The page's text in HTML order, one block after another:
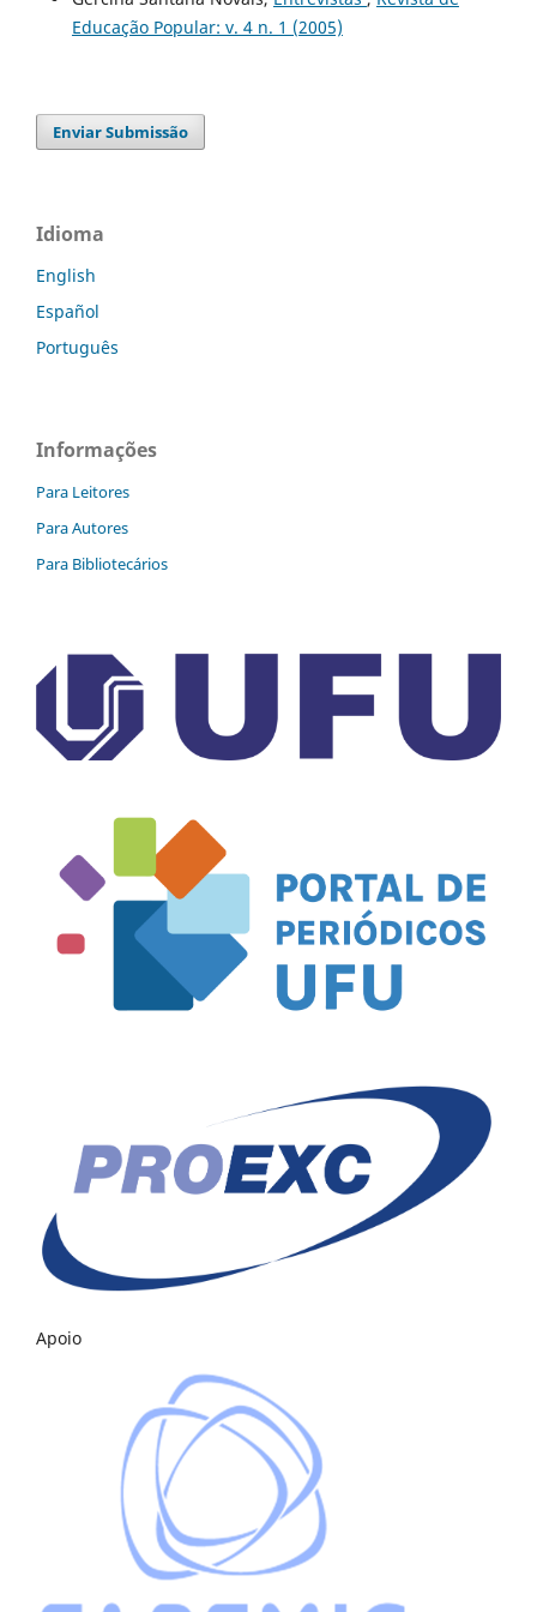
Educação Popular: v. 4 n. 1 (2005)
Enviar Submissão
Idioma
English
Español
Português
Informações
Para Leitores
Para Autores
Para Bibliotecários
Apoio